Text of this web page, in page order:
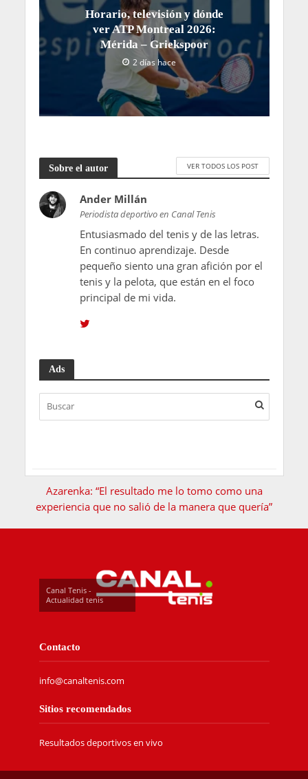
Horario, televisión y dónde
ver ATP Montreal 2026:
Mérida – Griekspoor
2 días hace
Sobre el autor VER TODOS LOS POST
Ander Millán
Periodista deportivo en Canal Tenis
Entusiasmado del tenis y de las letras.
En continuo aprendizaje. Desde
pequeño siento una gran afición por el
tenis y la pelota, que están en el foco
principal de mi vida.
Ads
Azarenka: “El resultado me lo tomo como una
experiencia que no salió de la manera que quería”
Canal Tenis -
Actualidad tenis
Contacto
info@canaltenis.com
Sitios recomendados
Resultados deportivos en vivo